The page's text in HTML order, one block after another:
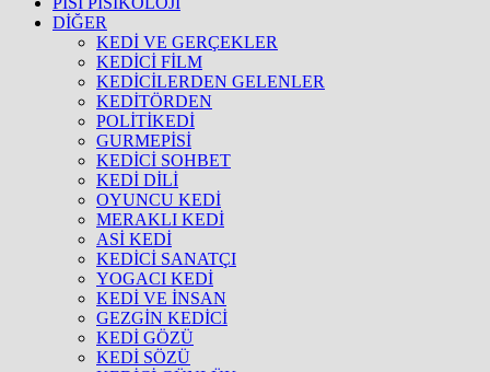
DİĞER
KEDİ VE GERÇEKLER
KEDİCİ FİLM
KEDİCİLERDEN GELENLER
KEDİTÖRDEN
POLİTİKEDİ
GURMEPİSİ
KEDİCİ SOHBET
KEDİ DİLİ
OYUNCU KEDİ
MERAKLI KEDİ
ASİ KEDİ
KEDİCİ SANATÇI
YOGACI KEDİ
KEDİ VE İNSAN
GEZGİN KEDİCİ
KEDİ GÖZÜ
KEDİ SÖZÜ